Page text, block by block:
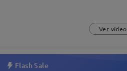
Ver vídeo
Flash Sale